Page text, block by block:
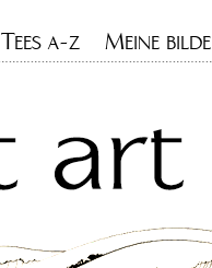
TEES A-Z MEINE